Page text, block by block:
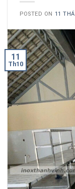
POSTED ON 11
11
Th10